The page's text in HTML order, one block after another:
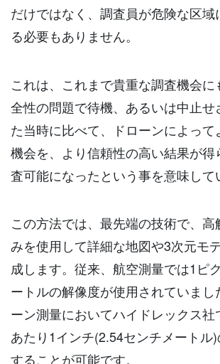
だけではなく、調査員が危険な区
る必要もありません。
これは、これまで貴重な調査機会
全性の問題で待機、あるいは中止せ
た当時に比べて、ドローンによって
機会を、より信頼性の高い結果が得
査可能になったという事を意味して
この方法では、最先端の技術で、
みを使用して詳細な地図や3次元モ
成します。従来、航空測量では1ピ
ートルの解像度が使用されていまし
ーン測量においてハイドレックス
あたり1インチ(2.54センチメートル
することが可能です。